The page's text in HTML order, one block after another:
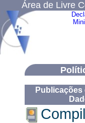
Área de Livre
Publicações